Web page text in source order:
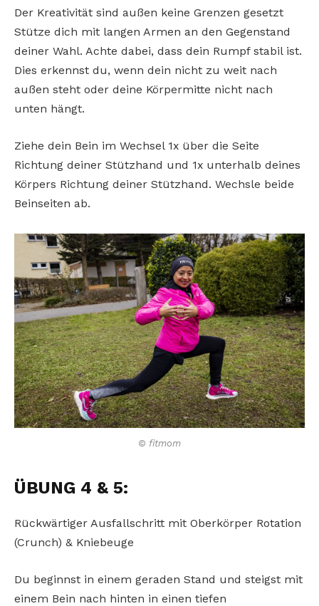
Der Kreativität sind außen keine Grenzen gesetzt
Stütze dich mit langen Armen an den Gegenstand
deiner Wahl. Achte dabei, dass dein Rumpf stabil ist.
Dies erkennst du, wenn dein nicht zu weit nach
außen steht oder deine Körpermitte nicht nach
unten hängt.
Ziehe dein Bein im Wechsel 1x über die Seite
Richtung deiner Stützhand und 1x unterhalb deines
Körpers Richtung deiner Stützhand. Wechsle beide
Beinseiten ab.
© fitmom
ÜBUNG 4 & 5:
Rückwärtiger Ausfallschritt mit Oberkörper Rotation
(Crunch) & Kniebeuge
Du beginnst in einem geraden Stand und steigst mit
einem Bein nach hinten in einen tiefen